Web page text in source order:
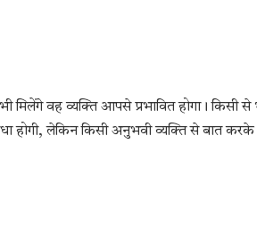
वह व्यक्ति आपसे प्रभावित होगा। किसी
लेकिन किसी अनुभवी व्यक्ति से बात करके